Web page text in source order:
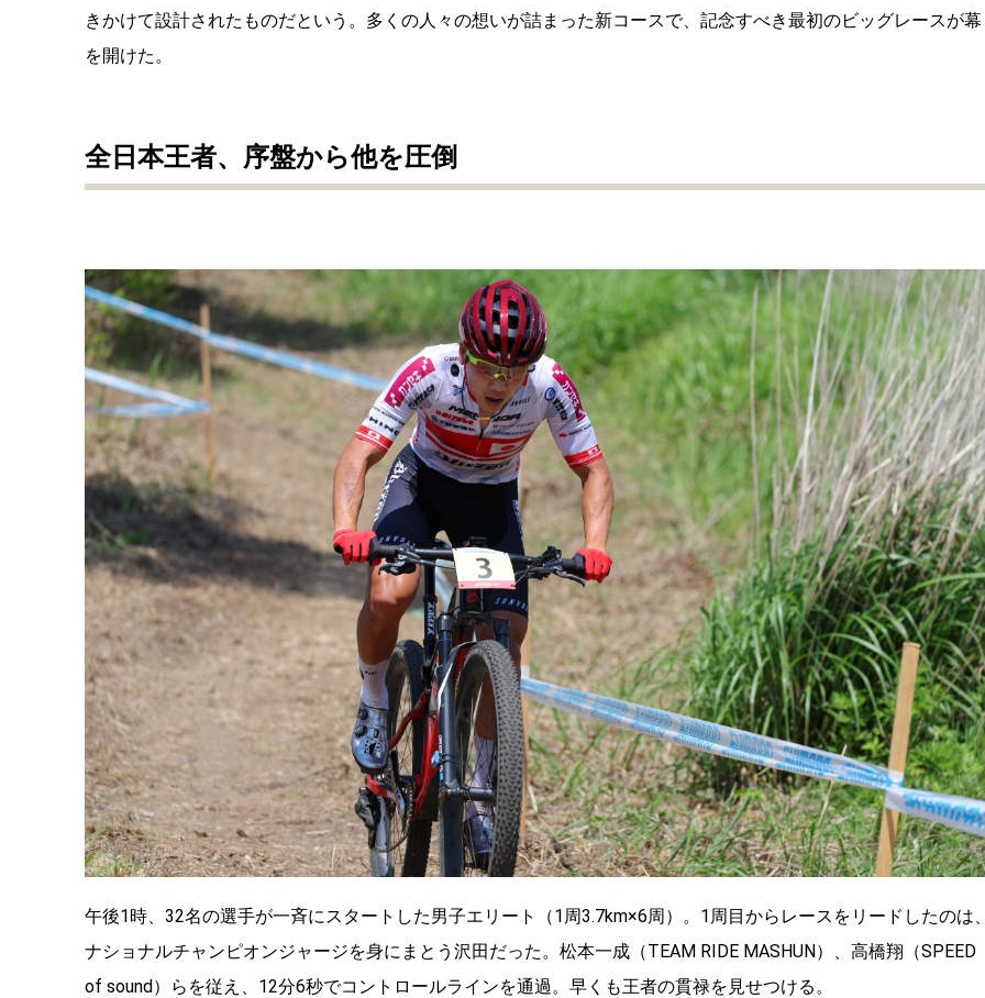
きかけて設計されたものだという。多くの人々の想いが詰まった新コースで、記念すべき最初のビッグレースが幕
を開けた。
全日本王者、序盤から他を圧倒
午後1時、32名の選手が一斉にスタートした男子エリート（1周3.7km×6周）。1周目からレースをリードしたのは
ナショナルチャンピオンジャージを身にまとう沢田だった。松本一成（TEAM RIDE MASHUN）、高橋翔（SPEED
of sound）らを従え、12分6秒でコントロールラインを通過。早くも王者の貫禄を見せつける。